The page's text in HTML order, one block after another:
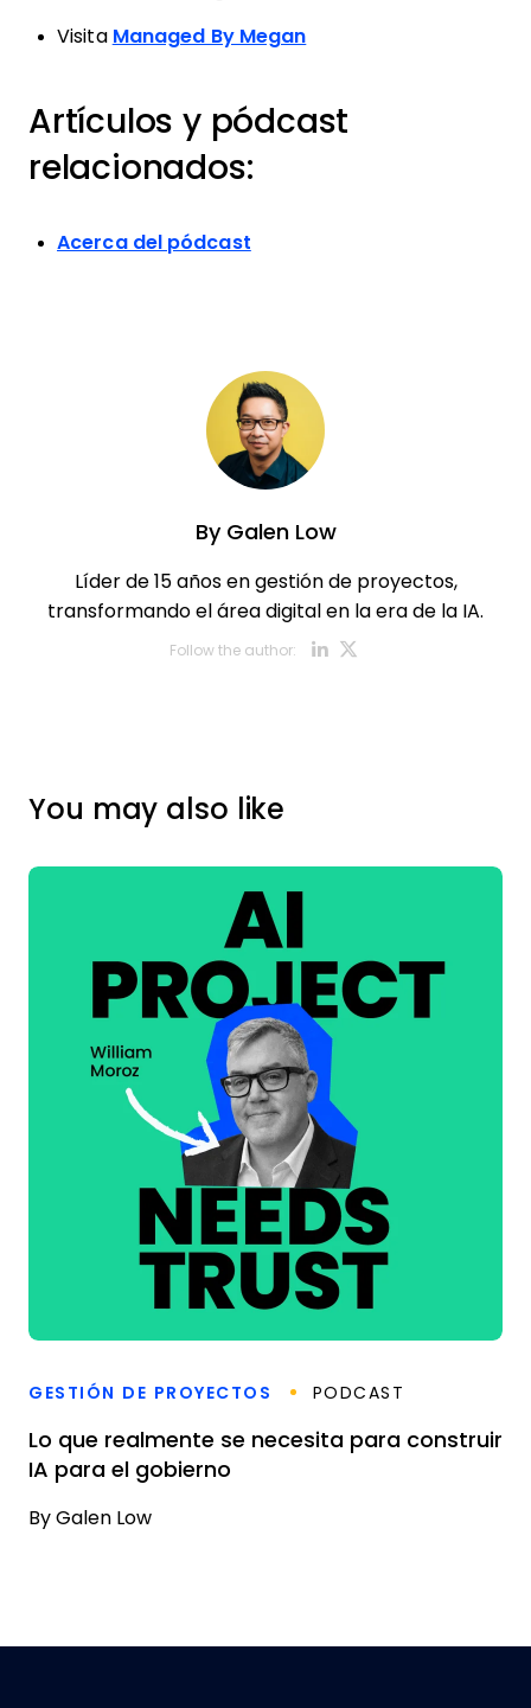
Visita Managed By Megan
Artículos y pódcast
relacionados:
Acerca del pódcast
ByGalen Low
Líder de 15 años en gestión de proyectos,
transformando el área digital en la era de la IA.
Follow the author: Opens new
You may also like
GESTIÓN DE PROYECTOS PODCAST
Lo que realmente se necesita para construir
IA para el gobierno
By Galen Low